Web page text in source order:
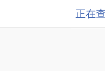
正在